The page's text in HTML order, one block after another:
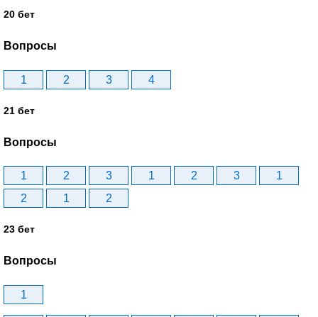
20 бет
Вопросы
1 2 3 4
21 бет
Вопросы
1 2 3 1 2 3
1
2
1 2
23 бет
Вопросы
1